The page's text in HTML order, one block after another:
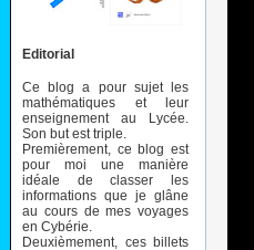
Editorial
Ce blog a pour sujet les
mathématiques et leur
enseignement au Lycée.
Son but est triple.
Premièrement, ce blog est
pour moi une manière
idéale de classer les
informations que je glâne
au cours de mes voyages
en Cybérie.
Deuxièmement, ces billets